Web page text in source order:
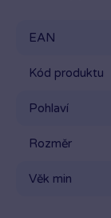
EAN
Kód produktu
Pohlaví
Rozměr
Věk min